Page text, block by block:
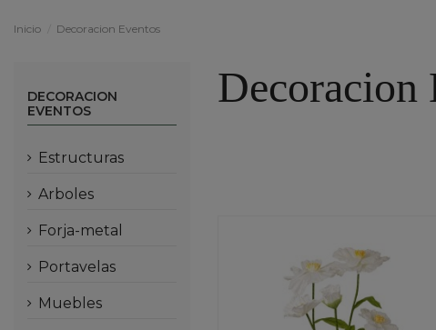
Inicio Decoracion Eventos
Decoracion
DECORACION
EVENTOS
estructuras
arboles
forja-metal
portavelas
muebles